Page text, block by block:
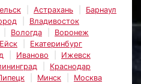
Астрахань
Барнаул
Владивосток
Вологда
Воронеж
Ейск
Екатеринбург
Иваново
Ижевск
Краснодар
Минск
Москва